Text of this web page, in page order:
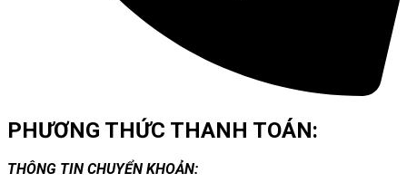
PHƯƠNG THỨC THANH TOÁN:
THÔNG TIN CHUYỂN KHOẢN: